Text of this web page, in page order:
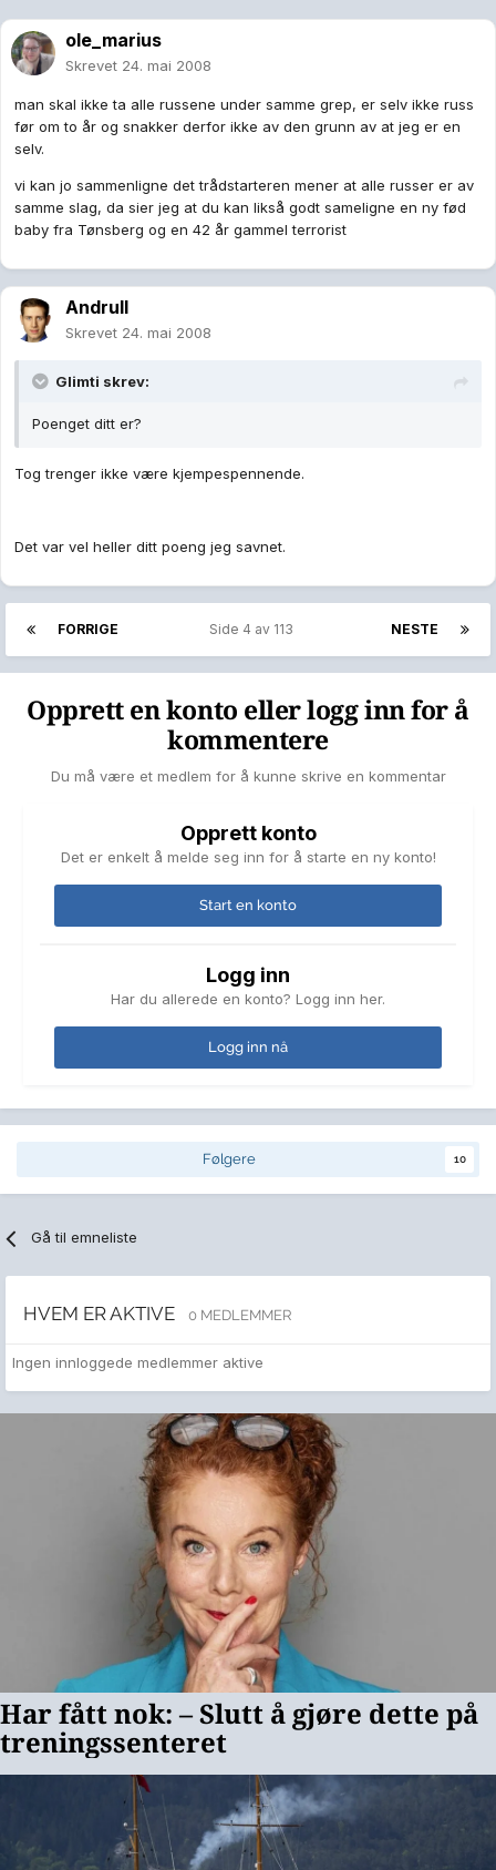
ole_marius
Skrevet 24. mai 2008
man skal ikke ta alle russene under samme grep, er selv ikke russ
før om to år og snakker derfor ikke av den grunn av at jeg er en
selv.
vi kan jo sammenligne det trådstarteren mener at alle russer er av
samme slag, da sier jeg at du kan likså godt sameligne en ny fød
baby fra Tønsberg og en 42 år gammel terrorist
Andrull
Skrevet 24. mai 2008
Glimti skrev:
Poenget ditt er?
Tog trenger ikke være kjempespennende.
Det var vel heller ditt poeng jeg savnet.
FORRIGE NESTE
Side 4 av 113
Opprett en konto eller logg inn for å
kommentere
Du må være et medlem for å kunne skrive en kommentar
Opprett konto
Det er enkelt å melde seg inn for å starte en ny konto!
Start en konto
Logg inn
Har du allerede en konto? Logg inn her.
Logg inn nå
Følgere 10
Gå til emneliste
HVEM ER AKTIVE 0 MEDLEMMER
Ingen innloggede medlemmer aktive